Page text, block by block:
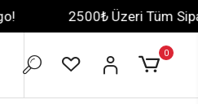
Üzeri Tüm Siparişlerde
0